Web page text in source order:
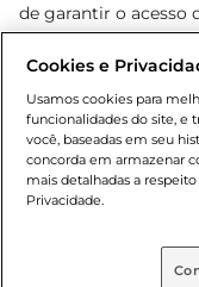
de garantir o acesso
nossas promoções,
promocionais
cliente. Os preços,
o e-commerce e
sofrer alterações
de bebidas
Lei n.º 8069/90, art.
prévio. O valor
Cookies e
Usamos cookies para
funcionalidades do site, e
você, baseadas em seu
concorda em armazenar
mais detalhadas a
Privacidade.